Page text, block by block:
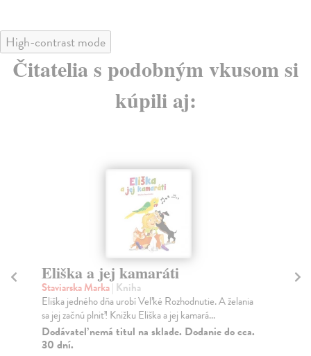
High-contrast mode
Čitatelia s podobným vkusom si
kúpili aj:
V slnečnej krajine / Traja
kamaráti / Navrátený raj
Royová Kristína| Kniha
Táto kniha je druhým zväzkom z úplne novej edície
literárnej tvorby Kristíny Royovej (1860 – 1936). ...
Do 3 dní